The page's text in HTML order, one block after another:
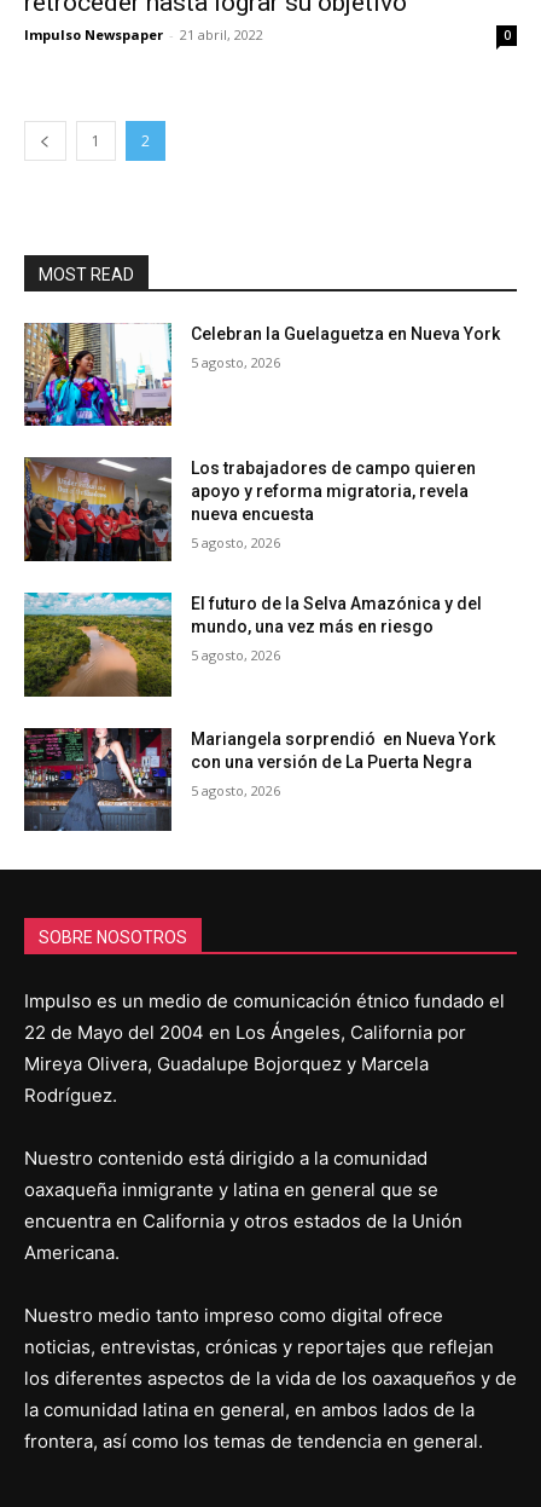
Impulso Newspaper - 21 abril, 2022 0
1 2
MOST READ
Celebran la Guelaguetza en Nueva York
5 agosto, 2026
Los trabajadores de campo quieren
apoyo y reforma migratoria, revela
nueva encuesta
5 agosto, 2026
El futuro de la Selva Amazónica y del
mundo, una vez más en riesgo
5 agosto, 2026
Mariangela sorprendió en Nueva York
con una versión de La Puerta Negra
5 agosto, 2026
SOBRE NOSOTROS
Impulso es un medio de comunicación étnico fundado el
22 de Mayo del 2004 en Los Ángeles, California por
Mireya Olivera, Guadalupe Bojorquez y Marcela
Rodríguez.
Nuestro contenido está dirigido a la comunidad
oaxaqueña inmigrante y latina en general que se
encuentra en California y otros estados de la Unión
Americana.
Nuestro medio tanto impreso como digital ofrece
noticias, entrevistas, crónicas y reportajes que reflejan
los diferentes aspectos de la vida de los oaxaqueños y de
la comunidad latina en general, en ambos lados de la
frontera, así como los temas de tendencia en general.